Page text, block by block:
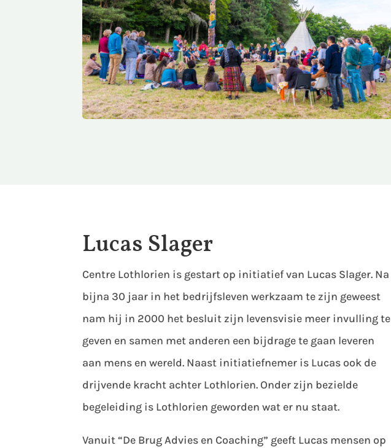
Lucas Slager
Centre Lothlorien is gestart op initiatief van Lucas Slager. Na
bijna 30 jaar in het bedrijfsleven werkzaam te zijn geweest
nam hij in 2000 het besluit zijn levensvisie meer invulling te
geven en samen met anderen een bijdrage te gaan leveren
aan mens en wereld. Naast initiatiefnemer is Lucas ook de
drijvende kracht achter Lothlorien. Onder zijn bezielde
begeleiding is Lothlorien geworden wat er nu staat.
Vanuit “De Brug Advies en Coaching” geeft Lucas mensen op